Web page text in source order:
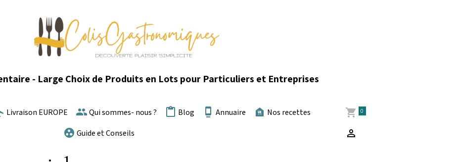
- Large Choix de Produits en Lots pour Particuliers et Entreprises
Livraison EUROPE Qui sommes- nous ? Blog Annuaire
Nos recettes
Guide et Conseils
0